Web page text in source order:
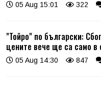
05 Aug 15:01 322
"Тойро" по български:
цените вече ще са само в
05 Aug 14:30 847